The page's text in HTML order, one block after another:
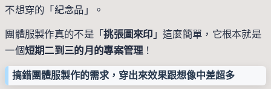
不想穿的「紀念品」。
團體服製作真的不是「挑張圖來印 」這麼簡單，它根本就是
一個短期二到三的月的專案管理 ！
搞錯團體服製作的需求，穿出來效果跟想像中差超多